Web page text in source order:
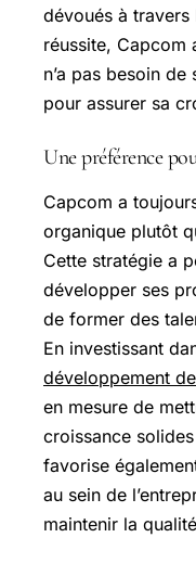
dévoués à
réussite, Capcom
n’a pas besoin
pour assurer sa
Une préférence
Capcom a
organique plutôt
Cette stratégie a
développer ses
de former des
En investissant
développement
en mesure de
croissance
favorise
au sein de
maintenir la